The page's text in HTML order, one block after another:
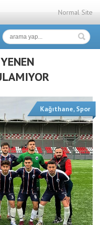
Normal Site
Kağıthane, Spor